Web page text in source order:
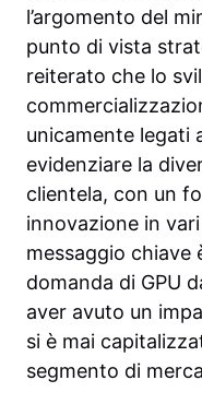
l’argomento del
punto di vista
reiterato che lo
unicamente legati
evidenziare la
clientela, con un
innovazione in
messaggio chiave
domanda di GPU
aver avuto un
si è mai
segmento di